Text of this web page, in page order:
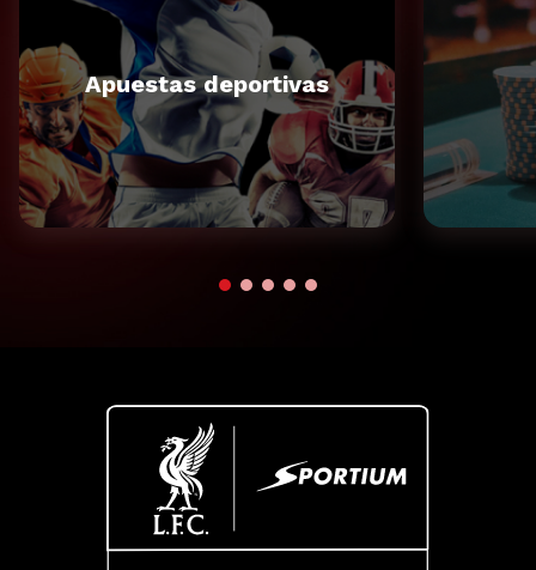
Apuestas deportivas